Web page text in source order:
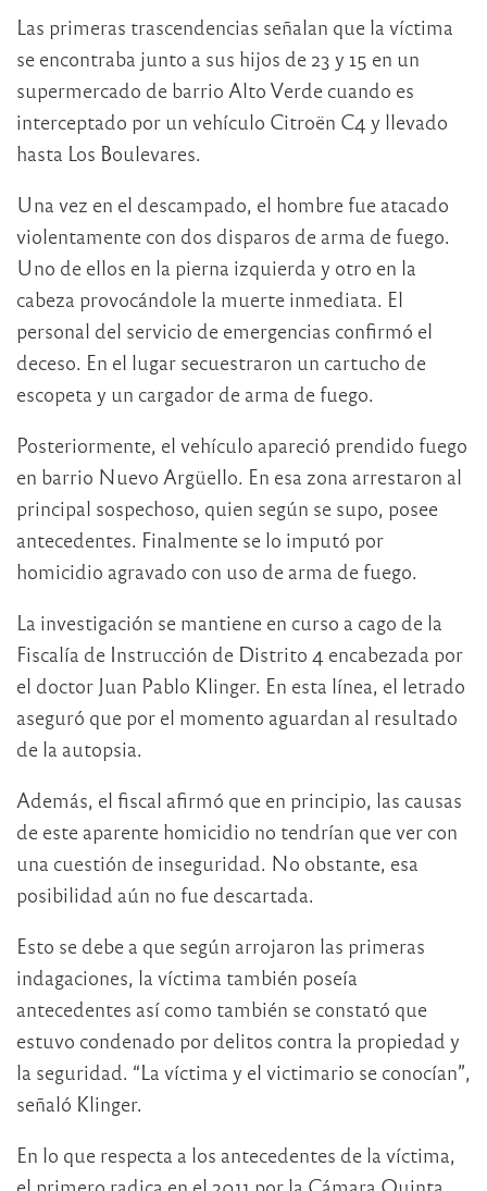
Las primeras trascendencias señalan que la víctima
se encontraba junto a sus hijos de 23 y 15 en un
supermercado de barrio Alto Verde cuando es
interceptado por un vehículo Citroën C4 y llevado
hasta Los Boulevares.
Una vez en el descampado, el hombre fue atacado
violentamente con dos disparos de arma de fuego.
Uno de ellos en la pierna izquierda y otro en la
cabeza provocándole la muerte inmediata. El
personal del servicio de emergencias confirmó el
deceso. En el lugar secuestraron un cartucho de
escopeta y un cargador de arma de fuego.
Posteriormente, el vehículo apareció prendido fuego
en barrio Nuevo Argüello. En esa zona arrestaron al
principal sospechoso, quien según se supo, posee
antecedentes. Finalmente se lo imputó por
homicidio agravado con uso de arma de fuego.
La investigación se mantiene en curso a cago de la
Fiscalía de Instrucción de Distrito 4 encabezada por
el doctor Juan Pablo Klinger. En esta línea, el letrado
aseguró que por el momento aguardan al resultado
de la autopsia.
Además, el fiscal afirmó que en principio, las causas
de este aparente homicidio no tendrían que ver con
una cuestión de inseguridad. No obstante, esa
posibilidad aún no fue descartada.
Esto se debe a que según arrojaron las primeras
indagaciones, la víctima también poseía
antecedentes así como también se constató que
estuvo condenado por delitos contra la propiedad y
la seguridad. “La víctima y el victimario se conocían”,
señaló Klinger.
En lo que respecta a los antecedentes de la víctima,
el primero radica en el 2011 por la Cámara Quinta